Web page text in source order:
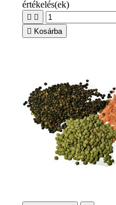
értékelés(ek)
 
 Kosárba